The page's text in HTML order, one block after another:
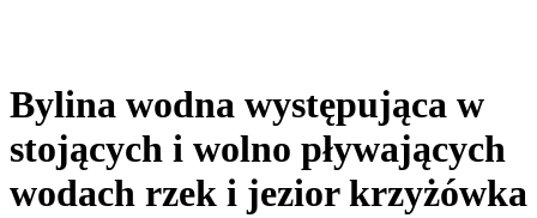
Bylina wodna występująca w
stojących i wolno pływających
wodach rzek i jezior krzyżówka